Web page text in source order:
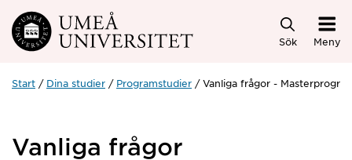
Hoppa direkt till innehållet
Sök Meny
Start Dina studier Programstudier Vanliga frågor -
Vanliga frågor